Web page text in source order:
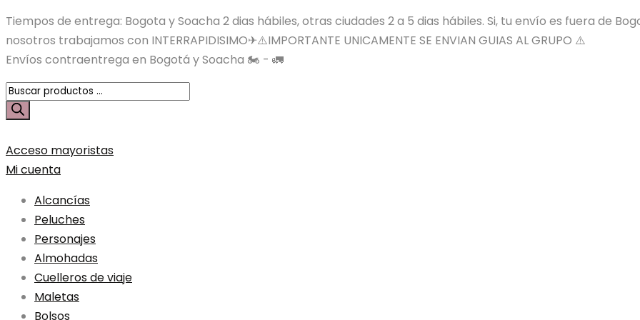
Tiempos de entrega: Bogota y Soacha 2 dias hábiles, otras ciudades 2 a 5 dias hábiles. Si, tu envío es fuera de
nosotros trabajamos con INTERRAPIDISIMO✈⚠️IMPORTANTE UNICAMENTE SE ENVIAN GUIAS AL GRUPO ⚠️
Envíos contraentrega en Bogotá y Soacha 🏍️ - 🚛
Búsqueda
de
Acceso mayoristas
Mi cuenta
Alcancías
Peluches
Personajes
Almohadas
Cuelleros de viaje
Maletas
Bolsos